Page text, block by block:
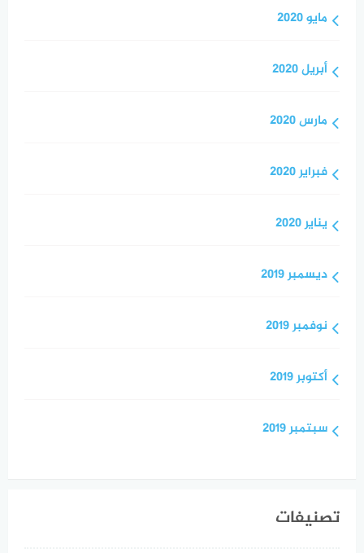
مايو 2020
أبريل 2020
مارس 2020
فبراير 2020
يناير 2020
ديسمبر 2019
نوفمبر 2019
أكتوبر 2019
سبتمبر 2019
تصنيفات